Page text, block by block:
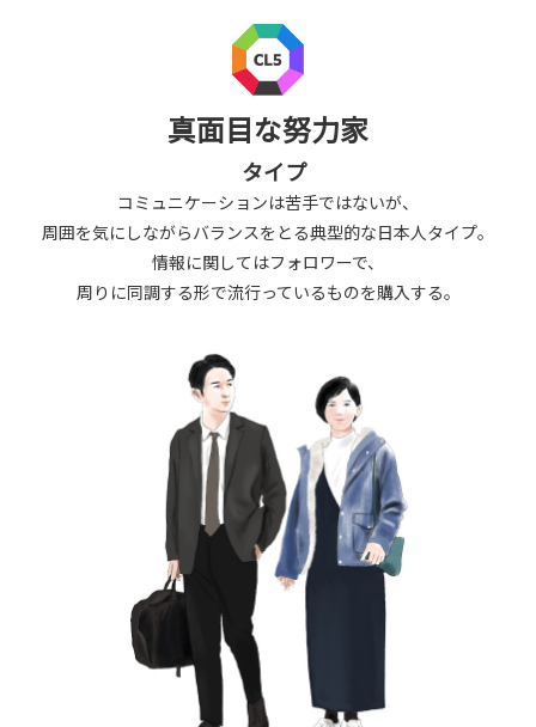
真面目な努力家
タイプ
コミュニケーションは苦手ではないが、
周囲を気にしながらバランスをとる典型的な日本人タイプ。
情報に関してはフォロワーで、
周りに同調する形で流行っているものを購入する。